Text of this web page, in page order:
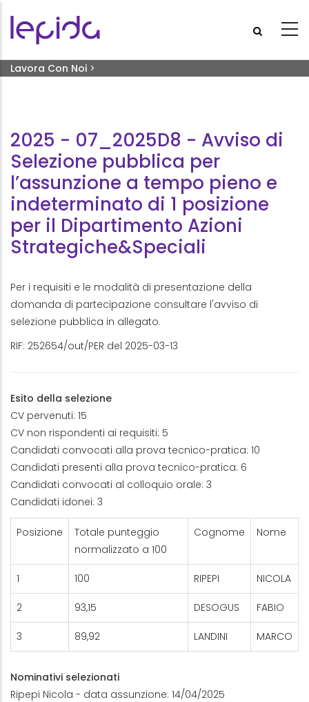
Briciole di pane
Lavora Con Noi >
2025 - 07_2025D8 - Avviso di
Selezione pubblica per
l’assunzione a tempo pieno e
indeterminato di 1 posizione
per il Dipartimento Azioni
Strategiche&Speciali
Per i requisiti e le modalità di presentazione della
domanda di partecipazione consultare l'avviso di
selezione pubblica in allegato.
RIF: 252654/out/PER del 2025-03-13
Esito della selezione
CV pervenuti: 15
CV non rispondenti ai requisiti: 5
Candidati convocati alla prova tecnico-pratica: 10
Candidati presenti alla prova tecnico-pratica: 6
Candidati convocati al colloquio orale: 3
Candidati idonei: 3
Posizione
Totale punteggio
normalizzato a 100
Cognome Nome
1 100 RIPEPI NICOLA
2 93,15 DESOGUS FABIO
3 89,92 LANDINI MARCO
Nominativi selezionati
Ripepi Nicola - data assunzione: 14/04/2025